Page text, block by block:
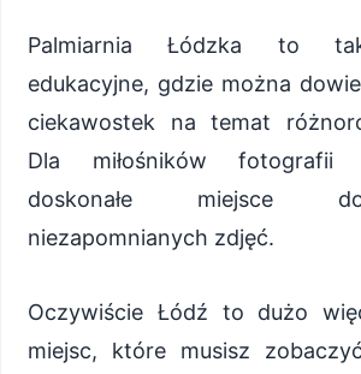
Palmiarnia Łódzka to
edukacyjne, gdzie można
ciekawostek na temat
Dla miłośników
doskonałe miejsce
niezapomnianych zdjęć.
Oczywiście Łódź to dużo
miejsc, które musisz